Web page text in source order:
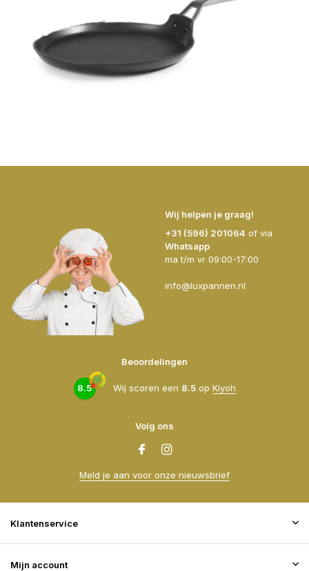
Wij helpen je graag!
+31 (596) 201064 of via
Whatsapp
ma t/m vr 09:00-17:00
info@luxpannen.nl
Beoordelingen
8.5 Wij scoren een 8.5op Kiyoh
Volg ons
Meld je aan voor onze nieuwsbrief
Klantenservice
Mijn account